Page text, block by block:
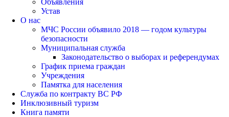
Устав
О нас
МЧС России объявило 2018 — годом культуры
безопасности
Муниципальная служба
Законодательство о выборах и референдумах
График приема граждан
Учреждения
Памятка для населения
Служба по контракту ВС РФ
Инклюзивный туризм
Книга памяти